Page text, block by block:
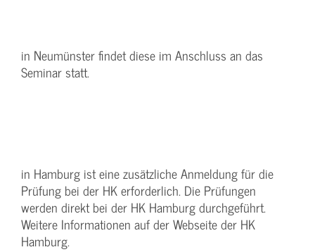
in Neumünster findet diese im Anschluss an das
Seminar statt.
in Hamburg ist eine zusätzliche Anmeldung für die
Prüfung bei der HK erforderlich. Die Prüfungen
werden direkt bei der HK Hamburg durchgeführt.
Weitere Informationen auf der Webseite der HK
Hamburg.